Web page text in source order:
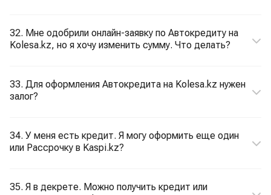
32. Мне одобрили онлайн-заявку по Автокредиту на
Kolesa.kz, но я хочу изменить сумму. Что делать?
33. Для оформления Автокредита на Kolesa.kz нужен
залог?
34. У меня есть кредит. Я могу оформить еще один
или Рассрочку в Kaspi.kz?
35. Я в декрете. Можно получить кредит или